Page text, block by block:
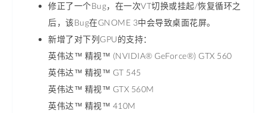
修正了一个Bug，在一次VT切换或挂起/恢复循环之
后，该Bug在GNOME 3中会导致桌面花屏。
新增了对下列GPU的支持：
英伟达™ 精视™ (NVIDIA® GeForce®) GTX 560
英伟达™ 精视™ GT 545
英伟达™ 精视™ GTX 560M
英伟达™ 精视™ 410M